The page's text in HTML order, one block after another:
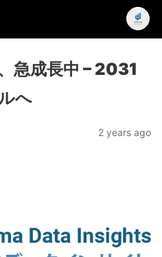
急成長中 – 2031
へ
2 years ago